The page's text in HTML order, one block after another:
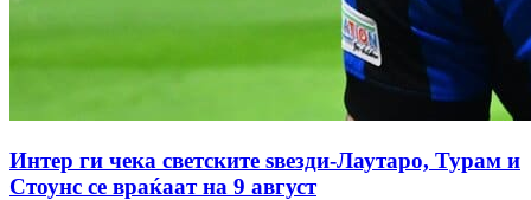
Интер ги чека светските ѕвезди-Лаутаро, Турам и
Стоунс се враќаат на 9 август